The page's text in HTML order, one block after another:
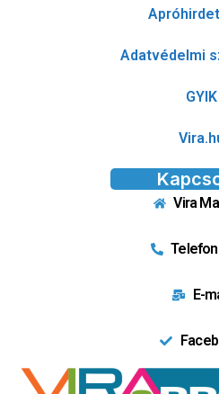
Adatvédelmi
GYIK
Vira
E-